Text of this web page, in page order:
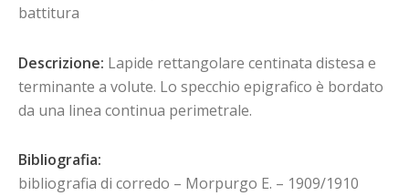
battitura
Descrizione: Lapide rettangolare centinata distesa e
terminante a volute. Lo specchio epigrafico è bordato
da una linea continua perimetrale.
Bibliografia:
bibliografia di corredo – Morpurgo E. – 1909/1910